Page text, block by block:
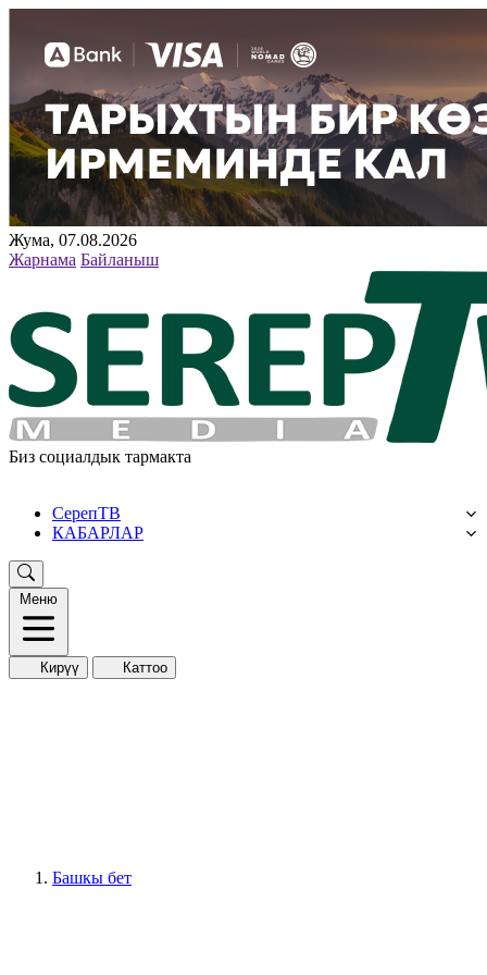
Жума, 07.08.2026
Жарнама Байланыш
Биз социалдык тармакта
СерепТВ
КАБАРЛАР
Меню
Кирүү Каттоо
Башкы бет